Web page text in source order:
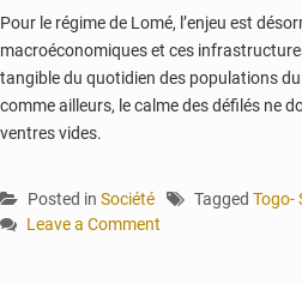
Pour le régime de Lomé, l’enjeu est
macroéconomiques et ces
tangible du quotidien des populations
comme ailleurs, le calme des défilés ne
ventres vides.
Posted in Société Tagged Togo-
Leave a Comment